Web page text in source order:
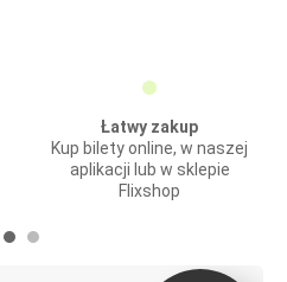
Łatwy zakup
Kup bilety online, w naszej
aplikacji lub w sklepie
Flixshop